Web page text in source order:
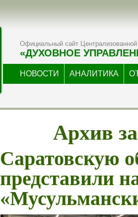
Официальный сайт Централизованной
«ДУХОВНОЕ
НОВОСТИ АНАЛИТИКА
Архив
Саратовскую
представили